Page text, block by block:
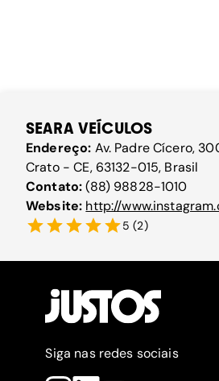
SEARA VEÍCULOS
Endereço: Av. Padre Cícero,
Crato - CE, 63132-015, Brasil
Contato:(88) 98828-1010
Website: http://
5 (2)
Siga nas redes sociais